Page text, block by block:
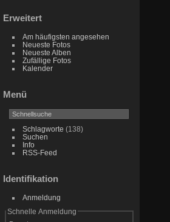
Erweitert
Am häufigsten angesehen
Neueste Fotos
Neueste Alben
Zufällige Fotos
Kalender
Menü
Schlagworte (138)
Suchen
Info
RSS-Feed
Identifikation
Anmeldung
Schnelle Anmeldung